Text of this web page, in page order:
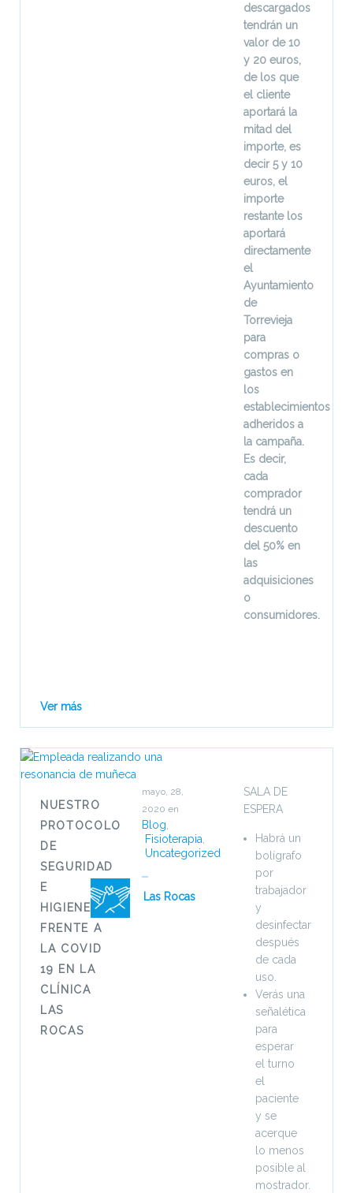
descargados
tendrán un
valor de 10
y 20 euros,
de los que
el cliente
aportará la
mitad del
importe, es
decir 5 y 10
euros, el
importe
restante los
aportará
directamente
el
Ayuntamiento
de
Torrevieja
para
compras o
gastos en
los
establecimientos
adheridos a
la campaña.
Es decir,
cada
comprador
tendrá un
descuento
del 50% en
las
adquisiciones
o
consumidores.
Ver más
NUESTRO
PROTOCOLO
DE
SEGURIDAD
E
HIGIENE
FRENTE A
LA COVID
19 EN LA
CLÍNICA
LAS
ROCAS
mayo, 28,
2020 en
Blog,
Fisioterapia,
Uncategorized
Las Rocas
SALA DE
ESPERA
Habrá un
bolígrafo
por
trabajador
y
desinfectar
después
de cada
uso.
Verás una
señalética
para
esperar
el turno
el
paciente
y se
acerque
lo menos
posible al
mostrador.